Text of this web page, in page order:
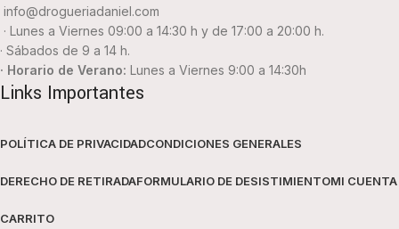
info@drogueriadaniel.com
· Lunes a Viernes 09:00 a 14:30 h y de 17:00 a 20:00 h.
· Sábados de 9 a 14 h.
· Horario de Verano: Lunes a Viernes 9:00 a 14:30h
Links Importantes
POLÍTICA DE PRIVACIDADCONDICIONES GENERALES
DERECHO DE RETIRADAFORMULARIO DE DESISTIMIENTOMI CUENTA
CARRITO